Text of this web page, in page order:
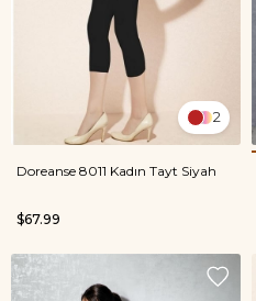
2
Doreanse 8011 Kadın Tayt Siyah
$67.99